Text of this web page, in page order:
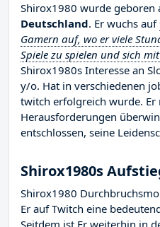
Shirox1980 wurde geboren
Deutschland. Er wuchs auf
Gamern auf, wo er viele
Spiele zu spielen und sich
Shirox1980s Interesse an
y/o. Hat in verschiedenen
twitch erfolgreich wurde. Er
Herausforderungen
entschlossen, seine
Shirox1980s
Shirox1980
Er auf Twitch eine